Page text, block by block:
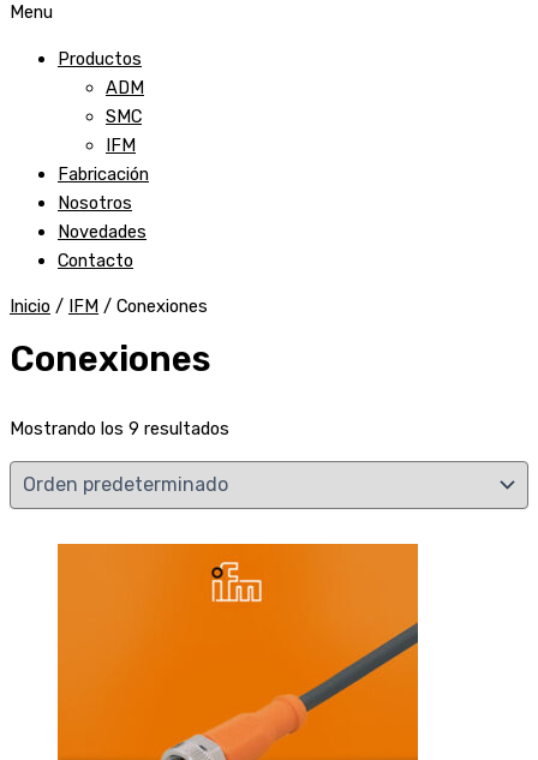
Menu
Productos
ADM
SMC
IFM
Fabricación
Nosotros
Novedades
Contacto
Inicio / IFM / Conexiones
Conexiones
Mostrando los 9 resultados